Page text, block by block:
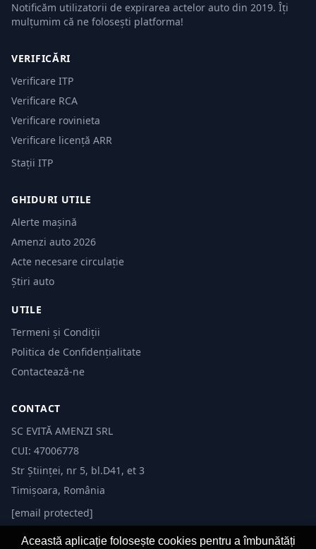
Notificăm utilizatorii de expirarea actelor auto din 2019. Îți
mulțumim că ne folosești platforma!
VERIFICĂRI
Verificare ITP
Verificare RCA
Verificare rovinieta
Verificare licență ARR
Stații ITP
GHIDURI UTILE
Alerte mașină
Amenzi auto 2026
Acte necesare circulație
Știri auto
UTILE
Termeni și Condiții
Politica de Confidențialitate
Contactează-ne
CONTACT
SC EVITĂ AMENZI SRL
CUI: 47006778
Str Științei, nr 5, bl.D41, et 3
Timișoara, România
[email protected]
Această aplicație folosește cookies pentru a îmbunătăți